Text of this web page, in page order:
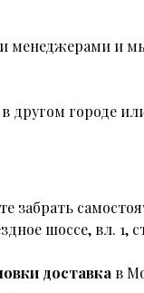
менеджерами и
другом городе
забрать
шоссе, вл. 1,
доставка в